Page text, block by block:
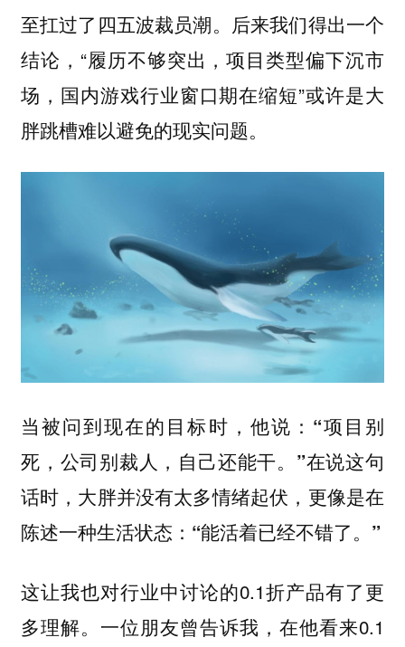
至扛过了四五波裁员潮。后来我们得出一个
结论，“履历不够突出，项目类型偏下沉市
场，国内游戏行业窗口期在缩短”或许是大
胖跳槽难以避免的现实问题。
当被问到现在的目标时，他说：“项目别
死，公司别裁人，自己还能干。”在说这句
话时，大胖并没有太多情绪起伏，更像是在
陈述一种生活状态：“能活着已经不错了。”
这让我也对行业中讨论的0.1折产品有了更
多理解。一位朋友曾告诉我，在他看来0.1